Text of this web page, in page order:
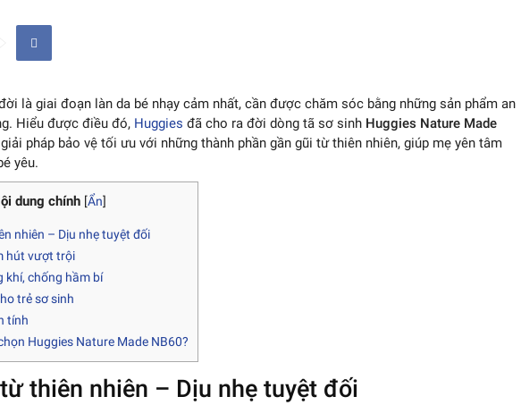
là giai đoạn làn da bé nhạy cảm nhất, cần được chăm sóc bằng những sản phẩm an
Hiểu được điều đó, Huggies đã cho ra đời dòng tã sơ sinh Huggies Nature Made
pháp bảo vệ tối ưu với những thành phần gần gũi từ thiên nhiên, giúp mẹ yên tâm
yêu.
dung chính [Ẩn]
nhiên – Dịu nhẹ tuyệt đối
hút vượt trội
khí, chống hầm bí
trẻ sơ sinh
tính
Huggies Nature Made NB60?
thiên nhiên – Dịu nhẹ tuyệt đối